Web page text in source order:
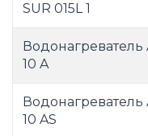
SUR 015L 1
10 A
10 AS